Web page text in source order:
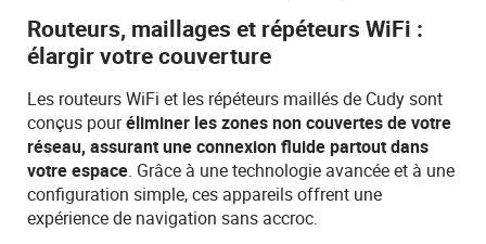
Routeurs, maillages et répéteurs WiFi :
élargir votre couverture
Les routeurs WiFi et les répéteurs maillés de Cudy sont
conçus pouréliminer les zones non couvertes de votre
réseau, assurant une connexion fluide partout dans
votre espace. Grâce à une technologie avancée et à une
configuration simple, ces appareils offrent une
expérience de navigation sans accroc.